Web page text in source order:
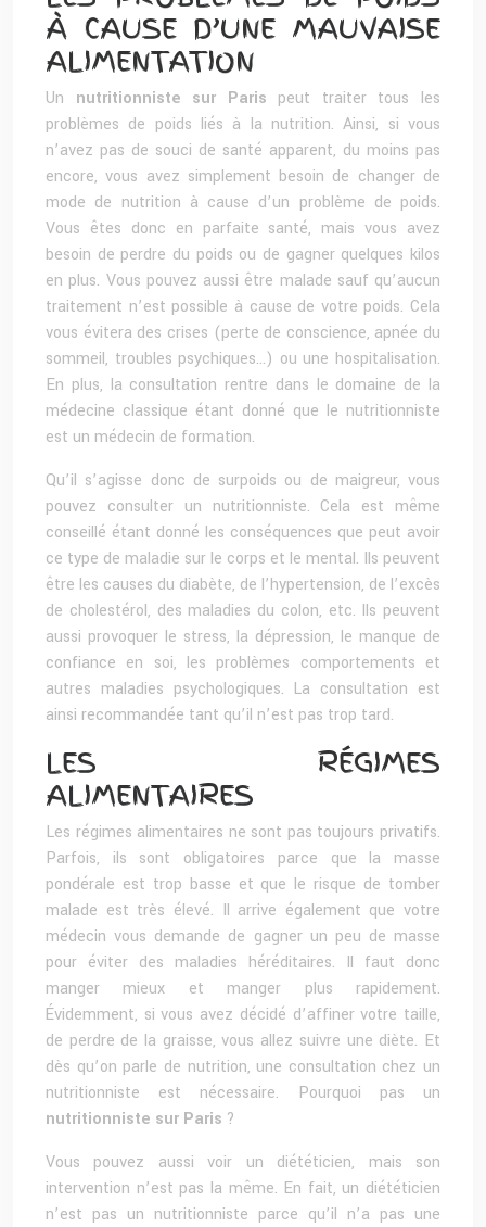
À CAUSE D’UNE MAUVAISE
ALIMENTATION
Un nutritionniste sur Paris peut traiter tous les
problèmes de poids liés à la nutrition. Ainsi, si vous
n’avez pas de souci de santé apparent, du moins pas
encore, vous avez simplement besoin de changer de
mode de nutrition à cause d’un problème de poids.
Vous êtes donc en parfaite santé, mais vous avez
besoin de perdre du poids ou de gagner quelques kilos
en plus. Vous pouvez aussi être malade sauf qu’aucun
traitement n’est possible à cause de votre poids. Cela
vous évitera des crises (perte de conscience, apnée du
sommeil, troubles psychiques…) ou une hospitalisation.
En plus, la consultation rentre dans le domaine de la
médecine classique étant donné que le nutritionniste
est un médecin de formation.
Qu’il s’agisse donc de surpoids ou de maigreur, vous
pouvez consulter un nutritionniste. Cela est même
conseillé étant donné les conséquences que peut avoir
ce type de maladie sur le corps et le mental. Ils peuvent
être les causes du diabète, de l’hypertension, de l’excès
de cholestérol, des maladies du colon, etc. Ils peuvent
aussi provoquer le stress, la dépression, le manque de
confiance en soi, les problèmes comportements et
autres maladies psychologiques. La consultation est
ainsi recommandée tant qu’il n’est pas trop tard.
LES RÉGIMES
ALIMENTAIRES
Les régimes alimentaires ne sont pas toujours privatifs.
Parfois, ils sont obligatoires parce que la masse
pondérale est trop basse et que le risque de tomber
malade est très élevé. Il arrive également que votre
médecin vous demande de gagner un peu de masse
pour éviter des maladies héréditaires. Il faut donc
manger mieux et manger plus rapidement.
Évidemment, si vous avez décidé d’affiner votre taille,
de perdre de la graisse, vous allez suivre une diète. Et
dès qu’on parle de nutrition, une consultation chez un
nutritionniste est nécessaire. Pourquoi pas un
nutritionniste sur Paris ?
Vous pouvez aussi voir un diététicien, mais son
intervention n’est pas la même. En fait, un diététicien
n’est pas un nutritionniste parce qu’il n’a pas une